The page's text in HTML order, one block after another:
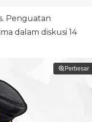
Penguatan
dalam diskusi 14
Perbesar